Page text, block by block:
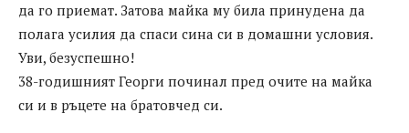
да го приемат. Затова майка му била принудена да
полага усилия да спаси сина си в домашни условия.
Уви, безуспешно!
38-годишният Георги починал пред очите на майка
си и в ръцете на братовчед си.